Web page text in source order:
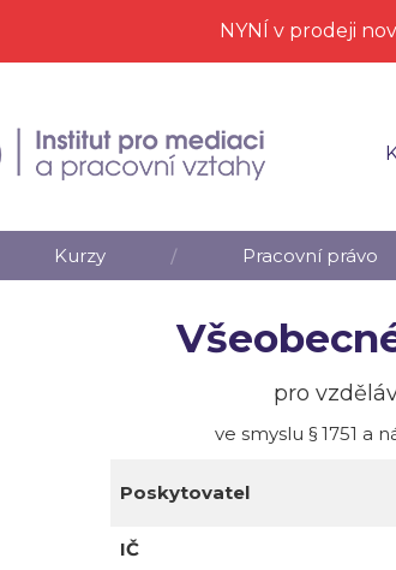
NYNÍ v prodeji
Kurzy Pracovní právo
pro
ve smyslu § 1751 a
Poskytovatel
IČ